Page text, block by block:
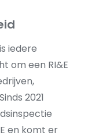
iedere
om een RI&E
2021
en komt er